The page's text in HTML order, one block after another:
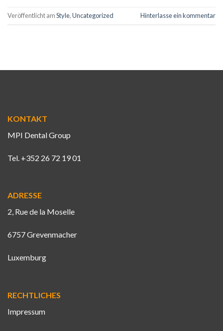
Veröffentlicht amStyle,Uncategorized Hinterlasse ein kommentar
KONTAKT
MPI Dental Group
Tel. +352 26 72 19 01
ADRESSE
2, Rue de la Moselle
6757 Grevenmacher
Luxemburg
RECHTLICHES
Impressum